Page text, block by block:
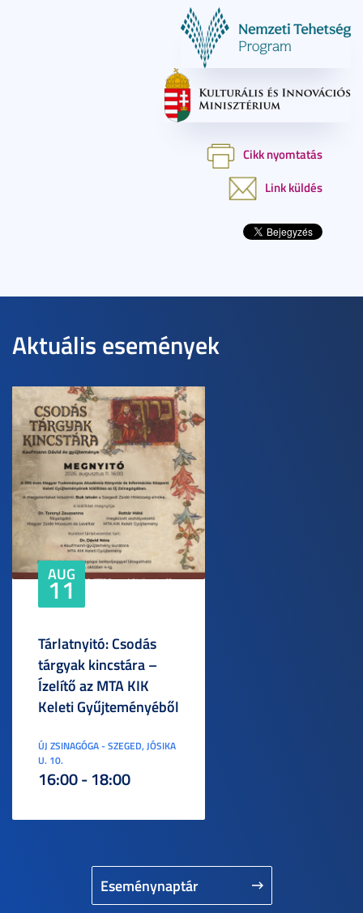
Cikk nyomtatás
Link küldés
Aktuális események
Eseménynaptár
AUG
11
Tárlatnyitó: Csodás
tárgyak kincstára –
Ízelítő az MTA KIK
Keleti Gyűjteményéből
ÚJ ZSINAGÓGA - SZEGED, JÓSIKA
U. 10.
16:00 - 18:00